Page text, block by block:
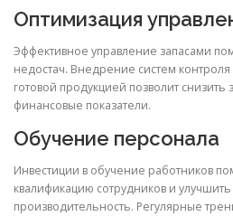
Оптимизация
Эффективное управление запасами
недостач. Внедрение систем контроля
готовой продукцией позволит снизить
финансовые показатели.
Обучение персонала
Инвестиции в обучение работников
квалификацию сотрудников и
производительность. Регулярные